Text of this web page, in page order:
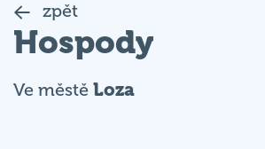
zpět
Hospody
Ve městě Loza